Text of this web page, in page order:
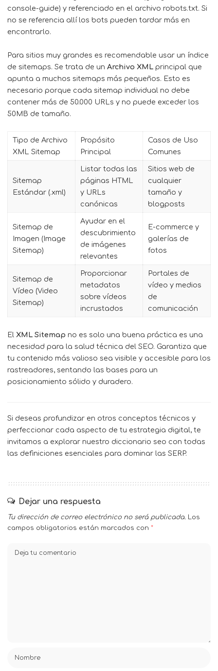
console-guide) y referenciado en el archivo robots.txt. Si
no se referencia allí los bots pueden tardar más en
encontrarlo.
Para sitios muy grandes es recomendable usar un índice
de sitemaps. Se trata de un Archivo XML principal que
apunta a muchos sitemaps más pequeños. Esto es
necesario porque cada sitemap individual no debe
contener más de 50.000 URLs y no puede exceder los
50MB de tamaño.
Tipo de Archivo
XML Sitemap
Propósito
Principal
Casos de Uso
Comunes
Sitemap
Estándar (.xml)
Listar todas las
páginas HTML
y URLs
canónicas
Sitios web de
cualquier
tamaño y
blogposts
Sitemap de
Imagen (Image
Sitemap)
Ayudar en el
descubrimiento
de imágenes
relevantes
E-commerce y
galerías de
fotos
Sitemap de
Vídeo (Video
Sitemap)
Proporcionar
metadatos
sobre vídeos
incrustados
Portales de
vídeo y medios
de
comunicación
El XML Sitemap no es solo una buena práctica es una
necesidad para la salud técnica del SEO. Garantiza que
tu contenido más valioso sea visible y accesible para los
rastreadores, sentando las bases para un
posicionamiento sólido y duradero.
Si deseas profundizar en otros conceptos técnicos y
perfeccionar cada aspecto de tu estrategia digital, te
invitamos a explorar nuestro diccionario seo con todas
las definiciones esenciales para dominar las SERP.
Dejar una respuesta
Tu dirección de correo electrónico no será publicada. Los
campos obligatorios están marcados con *